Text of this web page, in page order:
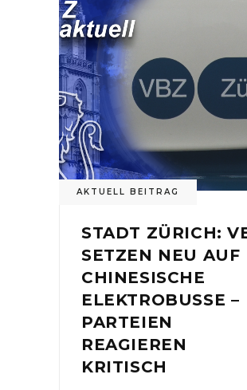
AKTUELL BEITRAG
STADT ZÜRICH:
SETZEN NEU AUF
CHINESISCHE
ELEKTROBUSSE –
PARTEIEN
REAGIEREN
KRITISCH